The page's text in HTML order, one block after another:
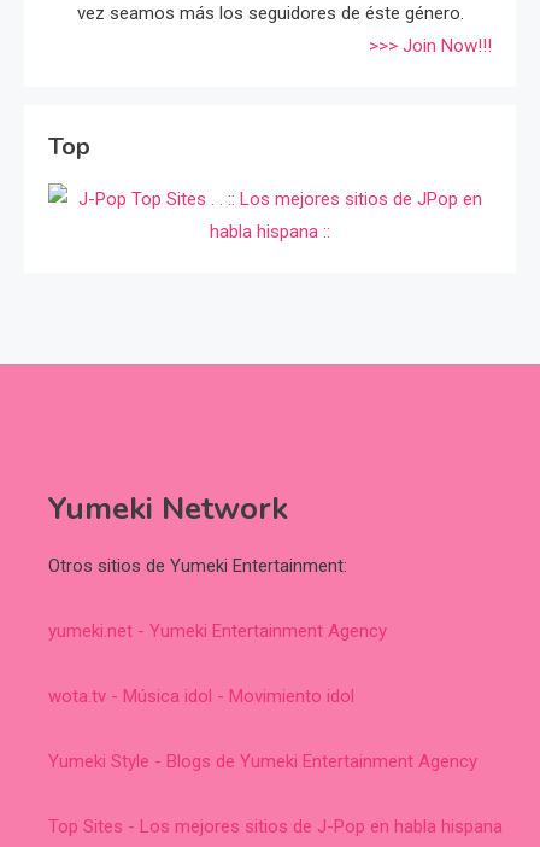
vez seamos más los seguidores de éste género.
>>> Join Now!!!
Top
Yumeki Network
Otros sitios de Yumeki Entertainment:
yumeki.net - Yumeki Entertainment Agency
wota.tv - Música idol - Movimiento idol
Yumeki Style - Blogs de Yumeki Entertainment Agency
Top Sites - Los mejores sitios de J-Pop en habla hispana